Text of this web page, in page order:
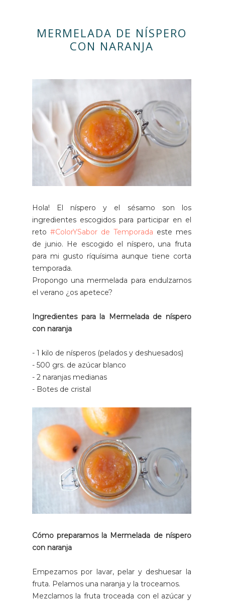
MERMELADA DE NÍSPERO
CON NARANJA
Hola! El níspero y el sésamo son los
ingredientes escogidos para participar en el
reto#ColorYSabor de Temporada este mes
de junio. He escogido el níspero, una fruta
para mi gusto ríquísima aunque tiene corta
temporada.
Propongo una mermelada para endulzarnos
el verano ¿os apetece?
Ingredientes para la Mermelada de níspero
con naranja
- 1 kilo de nísperos (pelados y deshuesados)
- 500 grs. de azúcar blanco
- 2 naranjas medianas
- Botes de cristal
Cómo preparamos la Mermelada de níspero
con naranja
Empezamos por lavar, pelar y deshuesar la
fruta. Pelamos una naranja y la troceamos.
Mezclamos la fruta troceada con el azúcar y